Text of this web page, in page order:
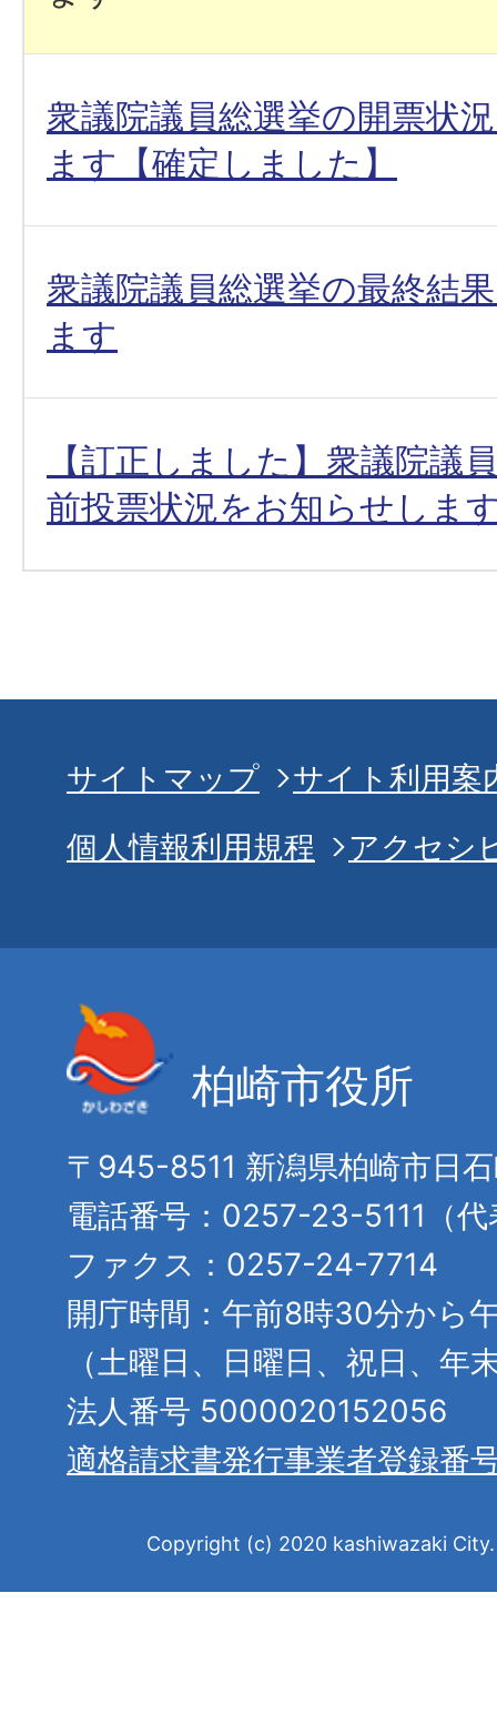
衆議院議員総選挙の開票状
ます【確定しました】
衆議院議員総選挙の最終結
ます
【訂正しました】衆議院議
前投票状況をお知らせしま
サイトマップ
サイト利用案
個人情報利用規程
アクセシ
柏崎市役所
〒945-8511 新潟県柏崎市日
電話番号：0257-23-5111（代
ファクス：0257-24-7714
開庁時間：午前8時30分から
（土曜日、日曜日、祝日、年
法人番号 5000020152056
適格請求書発行事業者登録番
Copyright (c) 2020 kashiwazaki